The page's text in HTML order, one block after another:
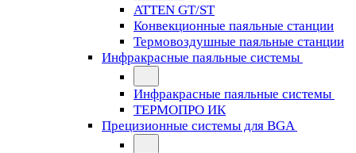
ATTEN GT/ST
Конвекционные паяльные станции
Термовоздушные паяльные станции
Инфракрасные паяльные системы
Инфракрасные паяльные системы
ТЕРМОПРО ИК
Прецизионные системы для BGA